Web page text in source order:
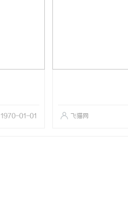
1970-01-01 飞猫网